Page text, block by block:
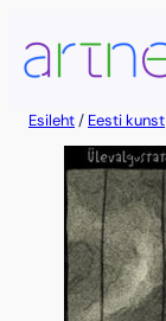
sisu
juurde
Esileht/ Eesti kunst